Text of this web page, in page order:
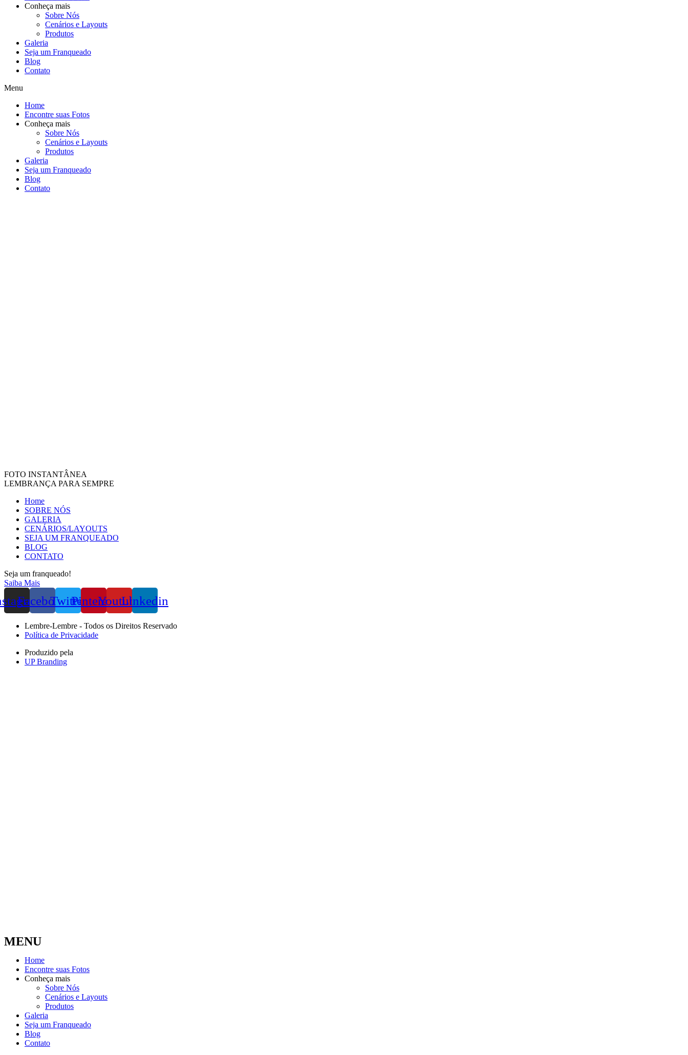
Conheça mais
Sobre Nós
Cenários e Layouts
Produtos
Galeria
Seja um Franqueado
Blog
Contato
Menu
Home
Encontre suas Fotos
Conheça mais
Sobre Nós
Cenários e Layouts
Produtos
Galeria
Seja um Franqueado
Blog
Contato
FOTO INSTANTÂNEA
LEMBRANÇA PARA SEMPRE
Home
SOBRE NÓS
GALERIA
CENÁRIOS/LAYOUTS
SEJA UM FRANQUEADO
BLOG
CONTATO
Seja um franqueado!
Saiba Mais
FacebookTwitterPinterestYoutubeLinkedin
Lembre-Lembre - Todos os Direitos Reservado
Política de Privacidade
Produzido pela
UP Branding
MENU
Home
Encontre suas Fotos
Conheça mais
Sobre Nós
Cenários e Layouts
Produtos
Galeria
Seja um Franqueado
Blog
Contato